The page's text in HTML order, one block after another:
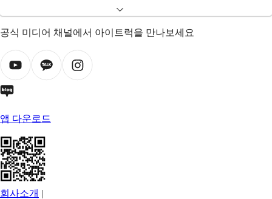
공식 미디어 채널에서 아이트럭을 만나보세요
앱 다운로드
회사소개 |